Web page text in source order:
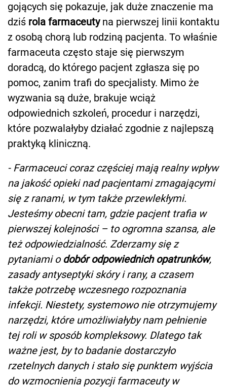
gojących się pokazuje, jak duże znaczenie ma
dziś rola farmaceutyna pierwszej linii kontaktu
z osobą chorą lub rodziną pacjenta. To właśnie
farmaceuta często staje się pierwszym
doradcą, do którego pacjent zgłasza się po
pomoc, zanim trafi do specjalisty. Mimo że
wyzwania są duże, brakuje wciąż
odpowiednich szkoleń, procedur i narzędzi,
które pozwalałyby działać zgodnie z najlepszą
praktyką kliniczną.
- Farmaceuci coraz częściej mają realny wpływ
na jakość opieki nad pacjentami zmagającymi
się z ranami, w tym także przewlekłymi.
Jesteśmy obecni tam, gdzie pacjent trafia w
pierwszej kolejności – to ogromna szansa, ale
też odpowiedzialność. Zderzamy się z
pytaniami o dobór odpowiednich opatrunków,
zasady antyseptyki skóry i rany, a czasem
także potrzebę wczesnego rozpoznania
infekcji. Niestety, systemowo nie otrzymujemy
narzędzi, które umożliwiałyby nam pełnienie
tej roli w sposób kompleksowy. Dlatego tak
ważne jest, by to badanie dostarczyło
rzetelnych danych i stało się punktem wyjścia
do wzmocnienia pozycji farmaceuty w